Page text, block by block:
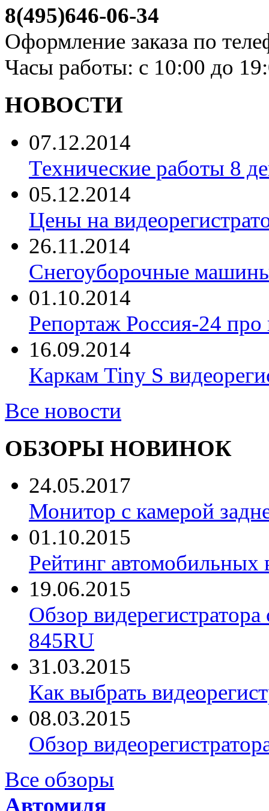
8(495)646-06-34
Оформление заказа по
Часы работы: с 10:00 до
НОВОСТИ
07.12.2014
Технические работы 8
05.12.2014
Цены на
26.11.2014
Снегоуборочные машины
01.10.2014
Репортаж Россия-24 про
16.09.2014
Каркам Tiny S
Все новости
ОБЗОРЫ НОВИНОК
24.05.2017
Монитор с камерой
01.10.2015
Рейтинг автомобильных
19.06.2015
Обзор
845RU
31.03.2015
Как выбрать
08.03.2015
Обзор
Все обзоры
Автомиля